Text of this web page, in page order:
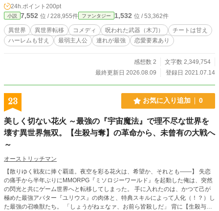
たい放題書いているだけですので、本編のみご覧になりたい方はとばしてくださ
い
24h.ポイント 200pt
小説 7,552 位 / 228,955件 ファンタジー 1,532 位 / 53,362件
異世界 異世界転移 コメディ 呪われた武器（木刀）
チートは甘え
ハーレムも甘え
最弱主人公 連れが最強 恋愛要素あり
感想数 2
文字数 2,349,754
最終更新日 2026.08.09
登録日 2021.07.14
23 お気に入り追加 0
美しく切ない花火 ～最強の『宇宙魔法』で理不尽な世界を
壊す異世界無双。【生殺与奪】の革命から、未曾有の大戦へ
～
オーストリッチマン
【散りゆく戦友に捧ぐ覇道。夜空を彩る花火は、希望か、それとも――】 失恋
の痛手から半年ぶりにMMORPG『ミソロジーワールド』を起動した俺は、突然
の閃光と共にゲーム世界へと転移してしまった。 手に入れたのは、かつて己が
極めた最強アバター『ユリウス』の肉体と、特典スキルによって人化（！？）し
た最強の召喚獣たち。 「しょうがねェなァ、お前ら皆殺しだ」 背に【生殺与